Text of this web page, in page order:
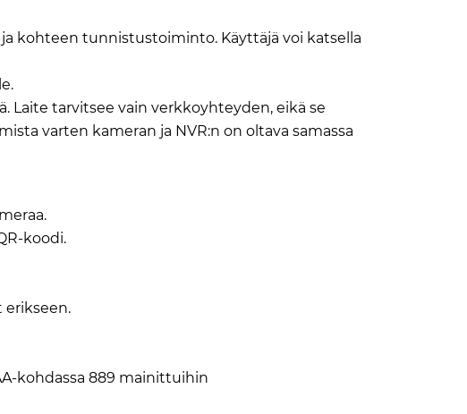
kohteen tunnistustoiminto. Käyttäjä voi katsella
Laite tarvitsee vain verkkoyhteyden, eikä se
varten kameran ja NVR:n on oltava samassa
koodi.
erikseen.
kohdassa 889 mainittuihin